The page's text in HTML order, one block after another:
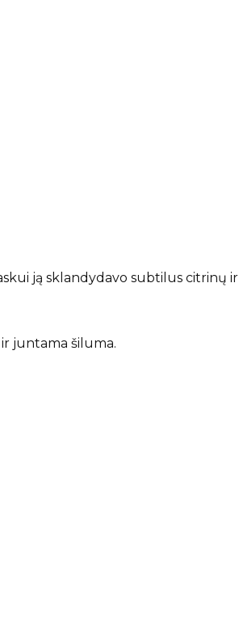
ją sklandydavo subtilus citrinų ir
ir juntama šiluma.